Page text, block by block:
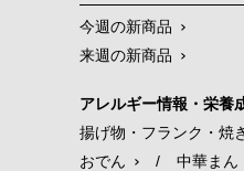
今週の新商品
来週の新商品
アレルギー情報・栄養
揚げ物・フランク・焼
おでん
/
中華まん